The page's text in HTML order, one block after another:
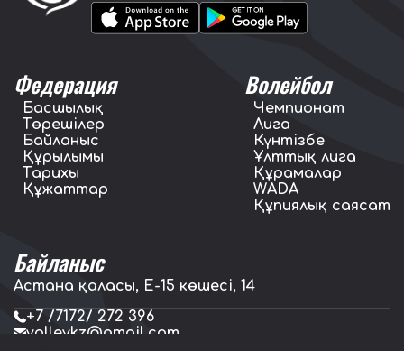
Федерация
Басшылық
Төрешілер
Байланыс
Құрылымы
Тарихы
Құжаттар
Волейбол
Чемпионат
Лига
Күнтізбе
Ұлттық лига
Құрамалар
WADA
Құпиялық саясат
Байланыс
Астана қаласы, E-15 көшесі, 14
+7 /7172/ 272 396
volleykz@gmail.com